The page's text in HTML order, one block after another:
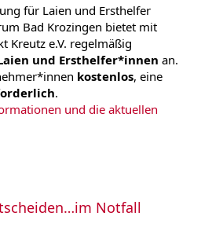
für Laien und Ersthelfer
Bad Krozingen bietet mit
Kreutz e.V. regelmäßig
und Ersthelfer*innen an.
kostenlos, eine
.
und die aktuellen
Notfall